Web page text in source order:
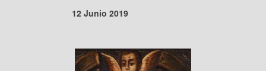
12 Junio 2019